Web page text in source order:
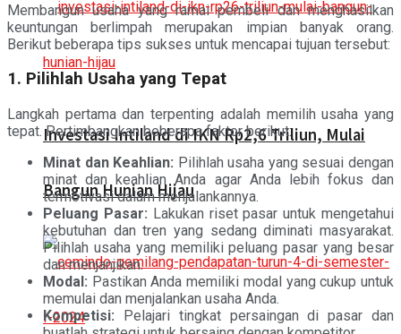
Investasi Intiland di IKN Rp2,6 Triliun, Mulai
Bangun Hunian Hijau
Membangun usaha yang ramai pembeli dan menghasilkan
keuntungan berlimpah merupakan impian banyak orang.
Berikut beberapa tips sukses untuk mencapai tujuan tersebut:
1. Pilihlah Usaha yang Tepat
Langkah pertama dan terpenting adalah memilih usaha yang
tepat. Pertimbangkan beberapa faktor berikut:
Minat dan Keahlian: Pilihlah usaha yang sesuai dengan
minat dan keahlian Anda agar Anda lebih fokus dan
termotivasi dalam menjalankannya.
Peluang Pasar: Lakukan riset pasar untuk mengetahui
kebutuhan dan tren yang sedang diminati masyarakat.
Pilihlah usaha yang memiliki peluang pasar yang besar
dan menjanjikan.
Modal: Pastikan Anda memiliki modal yang cukup untuk
memulai dan menjalankan usaha Anda.
Kompetisi: Pelajari tingkat persaingan di pasar dan